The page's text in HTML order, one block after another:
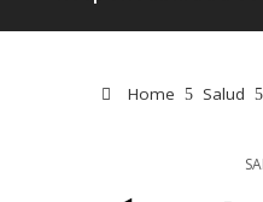
Home Salud